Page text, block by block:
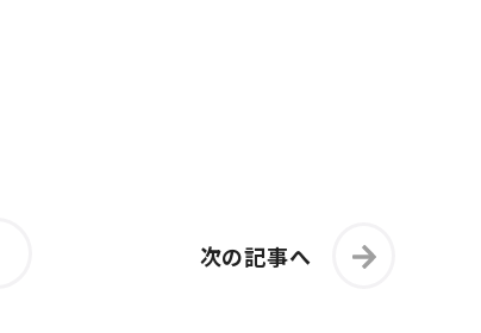
次の記事へ